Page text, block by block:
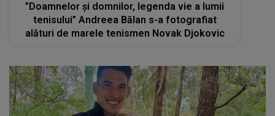
”Doamnelor și domnilor, legenda vie a lumii
tenisului” Andreea Bălan s-a fotografiat
alături de marele tenismen Novak Djokovic